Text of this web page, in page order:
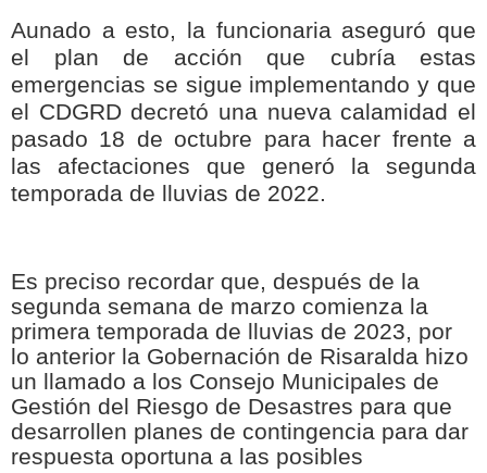
Aunado a esto, la funcionaria aseguró que
el plan de acción que cubría estas
emergencias se sigue implementando y que
el CDGRD decretó una nueva calamidad el
pasado 18 de octubre para hacer frente a
las afectaciones que generó la segunda
temporada de lluvias de 2022.
Es preciso recordar que, después de la
segunda semana de marzo comienza la
primera temporada de lluvias de 2023, por
lo anterior la Gobernación de Risaralda hizo
un llamado a los Consejo Municipales de
Gestión del Riesgo de Desastres para que
desarrollen planes de contingencia para dar
respuesta oportuna a las posibles